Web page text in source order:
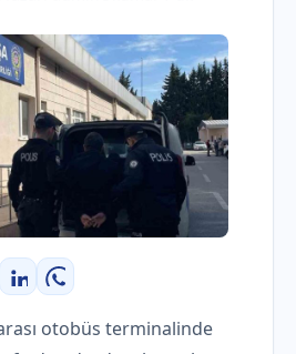
LinkedInWhatsApp
otobüs terminalinde